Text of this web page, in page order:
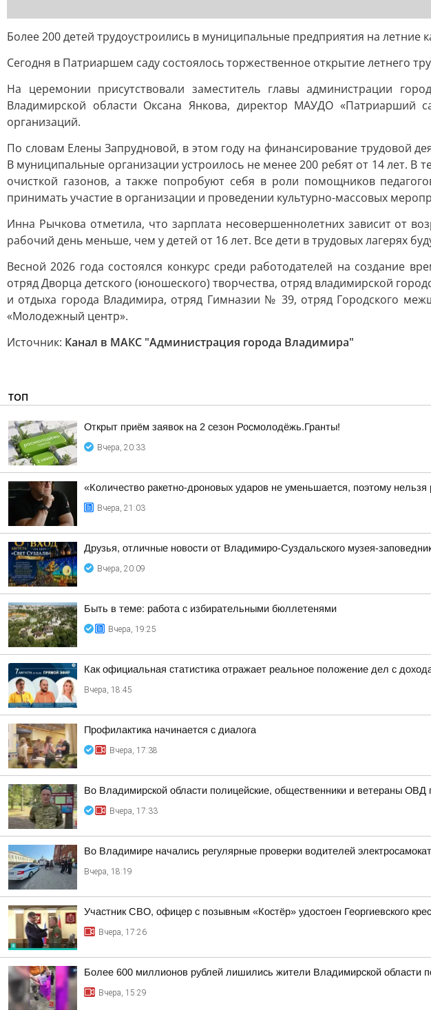
Более 200 детей трудоустроились в муниципальные предприятия на летние
Сегодня в Патриаршем саду состоялось торжественное открытие летнего
На церемонии присутствовали заместитель главы администрации
Владимирской области Оксана Янкова, директор МАУДО «Патриарший
организаций.
По словам Елены Запрудновой, в этом году на финансирование трудовой
В муниципальные организации устроилось не менее 200 ребят от 14 лет. В
очисткой газонов, а также попробуют себя в роли помощников
принимать участие в организации и проведении культурно-массовых
Инна Рычкова отметила, что зарплата несовершеннолетних зависит от
рабочий день меньше, чем у детей от 16 лет. Все дети в трудовых лагерях
Весной 2026 года состоялся конкурс среди работодателей на создание
отряд Дворца детского (юношеского) творчества, отряд владимирской
и отдыха города Владимира, отряд Гимназии № 39, отряд Городского
«Молодежный центр».
Источник: Канал в МАКС "Администрация города Владимира"
ТОП
Открыт приём заявок на 2 сезон Росмолодёжь.Гранты!
Вчера, 20:33
«Количество ракетно-дроновых ударов не уменьшается, поэтому нельзя
Вчера, 21:03
Друзья, отличные новости от Владимиро-Суздальского музея-
Вчера, 20:09
Быть в теме: работа с избирательными бюллетенями
Вчера, 19:25
Как официальная статистика отражает реальное положение дел с
Вчера, 18:45
Профилактика начинается с диалога
Вчера, 17:38
Во Владимирской области полицейские, общественники и ветераны
Вчера, 17:33
Во Владимире начались регулярные проверки водителей
Вчера, 18:19
Участник СВО, офицер с позывным «Костёр» удостоен Георгиевского
Вчера, 17:26
Более 600 миллионов рублей лишились жители Владимирской области
Вчера, 15:29